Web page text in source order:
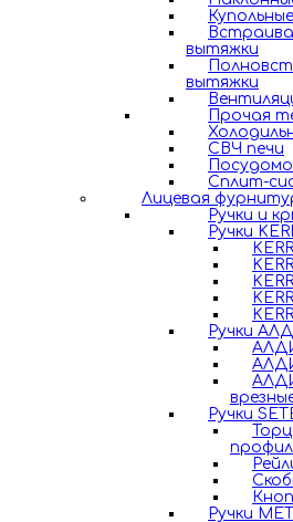
вытяжки
вытяжки
Прочая
СВЧ печи
Сплит-
Лицевая
Ручки и
Ручки
Ручки
Ручки
Ручки